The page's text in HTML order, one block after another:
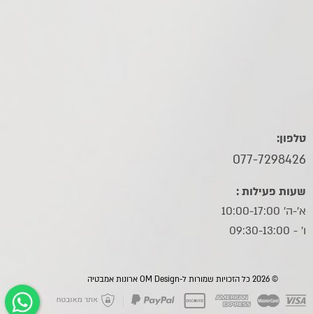
טלפון:
077-7298426
שעות פעילות :
א'-ה' 10:00-17:00
ו׳ - 09:30-13:00
© 2026 כל הזכויות שמורות ל-OM Design ארונות אמבטיה